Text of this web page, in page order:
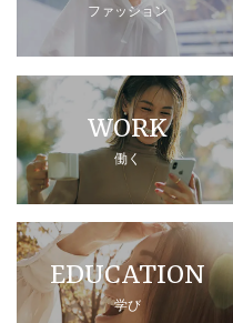
ファッション
WORK
働く
EDUCATION
学び